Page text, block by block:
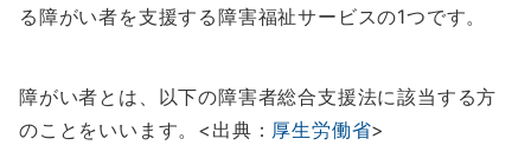
る障がい者を支援する障害福祉サービスの1つです。
障がい者とは、以下の障害者総合支援法に該当する方
のことをいいます。<出典： 厚生労働省>